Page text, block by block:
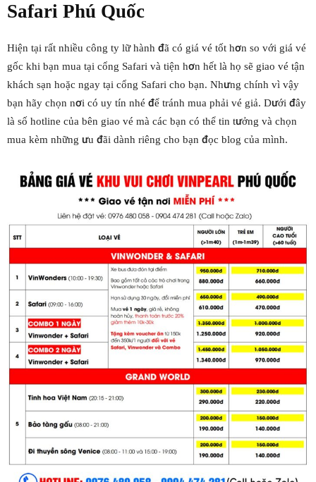
Safari Phú Quốc
Hiện tại rất nhiều công ty lữ hành đã có giá vé tốt hơn so với giá vé
gốc khi bạn mua tại cổng Safari và tiện hơn hết là họ sẽ giao vé tận
khách sạn hoặc ngay tại cổng Safari cho bạn. Nhưng chính vì vậy
bạn hãy chọn nơi có uy tín nhé để tránh mua phải vé giả. Dưới đây
là số hotline của bên giao vé mà các bạn có thể tin tưởng và chọn
mua kèm những ưu đãi dành riêng cho bạn đọc blog của mình.